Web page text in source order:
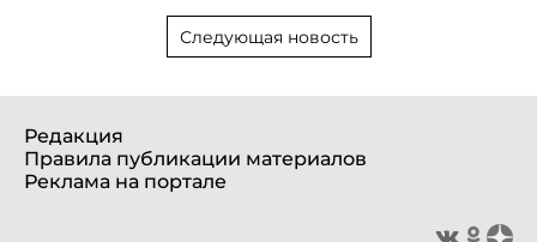
Следующая новость
Редакция
Правила публикации материалов
Реклама на портале